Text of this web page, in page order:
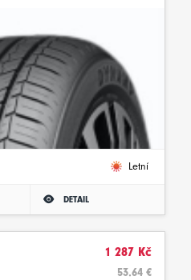
Letní
DETAIL
1 287 Kč
53.64 €